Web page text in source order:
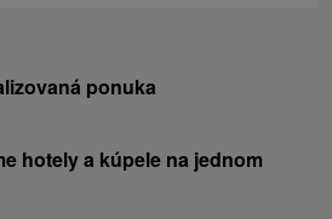
ponuka
hotely a kúpele na jednom